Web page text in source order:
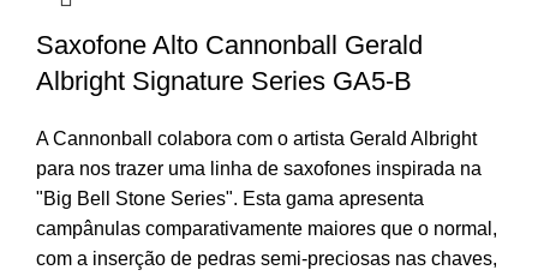
Saxofone Alto Cannonball Gerald
Albright Signature Series GA5-B
A Cannonball colabora com o artista Gerald Albright
para nos trazer uma linha de saxofones inspirada na
"Big Bell Stone Series". Esta gama apresenta
campânulas comparativamente maiores que o normal,
com a inserção de pedras semi-preciosas nas chaves,